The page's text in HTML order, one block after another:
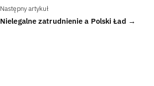
Następny artykuł
Nielegalne zatrudnienie a Polski Ład →